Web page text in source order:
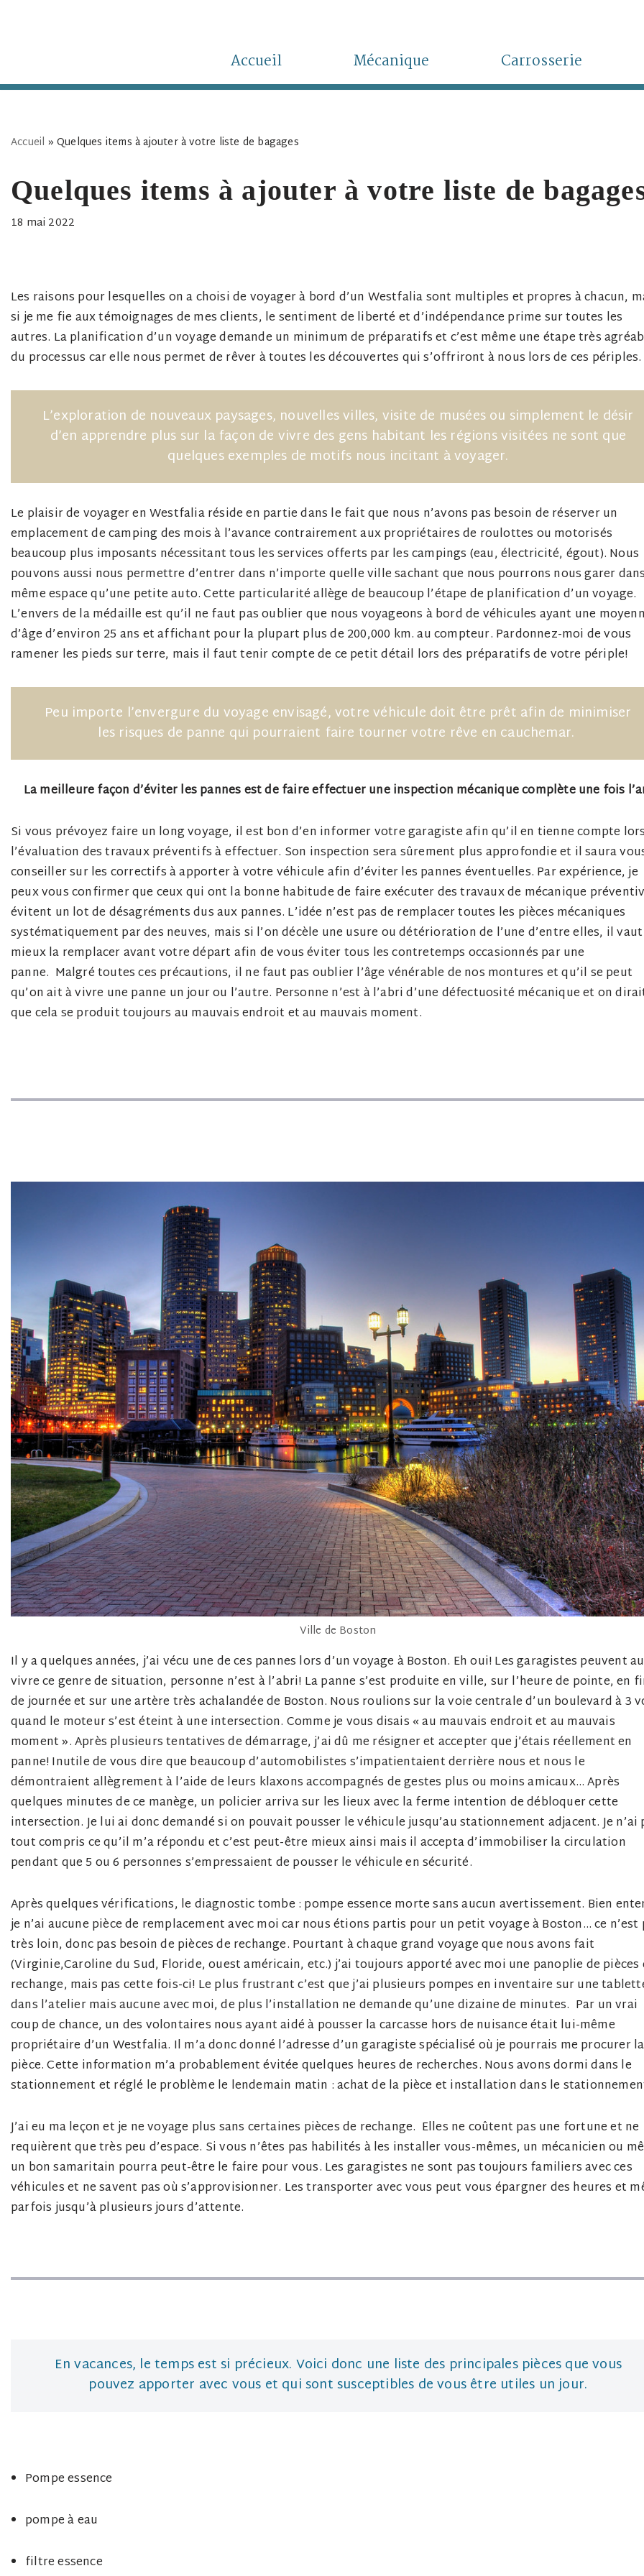
contenu
Accueil Mécanique Carrosserie
Accueil »Quelques items à ajouter à votre liste de bagages
Quelques items à ajouter à votre liste de
18 mai 2022
Les raisons pour lesquelles on a choisi de voyager à bord d’un Westfalia sont multiples et propres à chacun,
si je me fie aux témoignages de mes clients, le sentiment de liberté et d’indépendance prime sur toutes les
autres. La planification d’un voyage demande un minimum de préparatifs et c’est même une étape très
du processus car elle nous permet de rêver à toutes les découvertes qui s’offriront à nous lors de ces périples.
L’exploration de nouveaux paysages, nouvelles villes, visite de musées ou simplement le désir
d’en apprendre plus sur la façon de vivre des gens habitant les régions visitées ne sont que
quelques exemples de motifs nous incitant à voyager.
Le plaisir de voyager en Westfalia réside en partie dans le fait que nous n’avons pas besoin de réserver un
emplacement de camping des mois à l’avance contrairement aux propriétaires de roulottes ou motorisés
beaucoup plus imposants nécessitant tous les services offerts par les campings (eau, électricité, égout). Nous
pouvons aussi nous permettre d’entrer dans n’importe quelle ville sachant que nous pourrons nous garer
même espace qu’une petite auto. Cette particularité allège de beaucoup l’étape de planification d’un voyage.
L’envers de la médaille est qu’il ne faut pas oublier que nous voyageons à bord de véhicules ayant une
d’âge d’environ 25 ans et affichant pour la plupart plus de 200,000 km. au compteur. Pardonnez-moi de vous
ramener les pieds sur terre, mais il faut tenir compte de ce petit détail lors des préparatifs de votre périple!
Peu importe l’envergure du voyage envisagé, votre véhicule doit être prêt afin de minimiser
les risques de panne qui pourraient faire tourner votre rêve en cauchemar.
La meilleure façon d’éviter les pannes est de faire effectuer une inspection mécanique complète une fois
Si vous prévoyez faire un long voyage, il est bon d’en informer votre garagiste afin qu’il en tienne compte
l’évaluation des travaux préventifs à effectuer. Son inspection sera sûrement plus approfondie et il saura
conseiller sur les correctifs à apporter à votre véhicule afin d’éviter les pannes éventuelles. Par expérience, je
peux vous confirmer que ceux qui ont la bonne habitude de faire exécuter des travaux de mécanique
évitent un lot de désagréments dus aux pannes. L’idée n’est pas de remplacer toutes les pièces mécaniques
systématiquement par des neuves, mais si l’on décèle une usure ou détérioration de l’une d’entre elles, il vaut
mieux la remplacer avant votre départ afin de vous éviter tous les contretemps occasionnés par une
panne. Malgré toutes ces précautions, il ne faut pas oublier l’âge vénérable de nos montures et qu’il se peut
qu’on ait à vivre une panne un jour ou l’autre. Personne n’est à l’abri d’une défectuosité mécanique et on
que cela se produit toujours au mauvais endroit et au mauvais moment.
Ville de Boston
Il y a quelques années, j’ai vécu une de ces pannes lors d’un voyage à Boston. Eh oui! Les garagistes peuvent
vivre ce genre de situation, personne n’est à l’abri! La panne s’est produite en ville, sur l’heure de pointe, en
de journée et sur une artère très achalandée de Boston. Nous roulions sur la voie centrale d’un boulevard à 3
quand le moteur s’est éteint à une intersection. Comme je vous disais « au mauvais endroit et au mauvais
moment ». Après plusieurs tentatives de démarrage, j’ai dû me résigner et accepter que j’étais réellement en
panne! Inutile de vous dire que beaucoup d’automobilistes s’impatientaient derrière nous et nous le
démontraient allègrement à l’aide de leurs klaxons accompagnés de gestes plus ou moins amicaux… Après
quelques minutes de ce manège, un policier arriva sur les lieux avec la ferme intention de débloquer cette
intersection. Je lui ai donc demandé si on pouvait pousser le véhicule jusqu’au stationnement adjacent. Je n’ai
tout compris ce qu’il m’a répondu et c’est peut-être mieux ainsi mais il accepta d’immobiliser la circulation
pendant que 5 ou 6 personnes s’empressaient de pousser le véhicule en sécurité.
Après quelques vérifications, le diagnostic tombe : pompe essence morte sans aucun avertissement. Bien
je n’ai aucune pièce de remplacement avec moi car nous étions partis pour un petit voyage à Boston… ce n’est
très loin, donc pas besoin de pièces de rechange. Pourtant à chaque grand voyage que nous avons fait
(Virginie,Caroline du Sud, Floride, ouest américain, etc.) j’ai toujours apporté avec moi une panoplie de pièces
rechange, mais pas cette fois-ci! Le plus frustrant c’est que j’ai plusieurs pompes en inventaire sur une
dans l’atelier mais aucune avec moi, de plus l’installation ne demande qu’une dizaine de minutes. Par un vrai
coup de chance, un des volontaires nous ayant aidé à pousser la carcasse hors de nuisance était lui-même
propriétaire d’un Westfalia. Il m’a donc donné l’adresse d’un garagiste spécialisé où je pourrais me procurer la
pièce. Cette information m’a probablement évitée quelques heures de recherches. Nous avons dormi dans le
stationnement et réglé le problème le lendemain matin : achat de la pièce et installation dans le
J’ai eu ma leçon et je ne voyage plus sans certaines pièces de rechange. Elles ne coûtent pas une fortune et ne
requièrent que très peu d’espace. Si vous n’êtes pas habilités à les installer vous-mêmes, un mécanicien ou
un bon samaritain pourra peut-être le faire pour vous. Les garagistes ne sont pas toujours familiers avec ces
véhicules et ne savent pas où s’approvisionner. Les transporter avec vous peut vous épargner des heures et
parfois jusqu’à plusieurs jours d’attente.
En vacances, le temps est si précieux. Voici donc une liste des principales pièces que vous
pouvez apporter avec vous et qui sont susceptibles de vous être utiles un jour.
Pompe essence
pompe à eau
filtre essence